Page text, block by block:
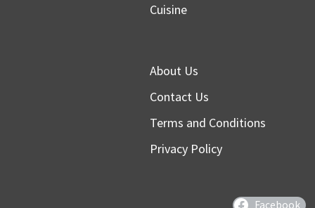
Cuisine
About Us
Contact Us
Terms and Conditions
Privacy Policy
Facebook